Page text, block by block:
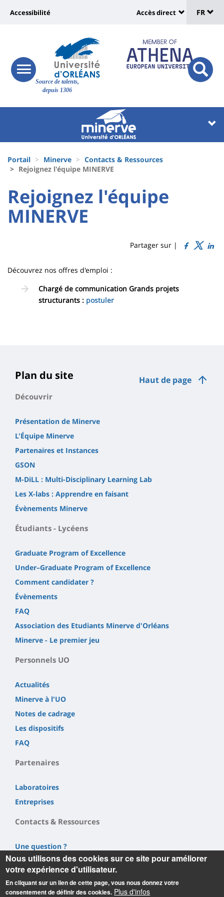
Site
Source de talents,
depuis 1306
Recherche
responsive
menu
button
Université
vers
page
accessibilité
Accessibilité
:
Shortcut
links
Accès direct
de
FR
Block
liste
composantes
d'Ariane
Portail Minerve
Contacts & Ressources
Rejoignez l'équipe MINERVE
University
:
Sidebar
University
:
Main
Titre
Rejoignez l'équipe
MINERVE
Partager sur |
Contenu
de
Découvrez nos offres d'emploi :
Chargé de communication Grands projets
structurants : postuler
Haut de page
Plan du site
Découvrir
Présentation de Minerve
L'Équipe Minerve
Partenaires et Instances
GSON
M-DiLL : Multi-Disciplinary Learning Lab
Les X-labs : Apprendre en faisant
Évènements Minerve
Étudiants - Lycéens
Graduate Program of Excellence
Under–Graduate Program of Excellence
Comment candidater ?
Évènements
FAQ
Association des Etudiants Minerve d'Orléans
Minerve - Le premier jeu
Personnels UO
Actualités
Minerve à l'UO
Notes de cadrage
Les dispositifs
FAQ
Partenaires
Laboratoires
Entreprises
Contacts & Ressources
Une question ?
Nos réseaux sociaux
Rejoignez l'équipe MINERVE
Ressources
Nous utilisons des cookies sur ce site pour améliorer
votre expérience d'utilisateur.
En cliquant sur un lien de cette page, vous nous donnez votre
consentement de définir des cookies. Plus d'infos